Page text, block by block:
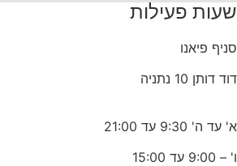
שעות פעילות
סניף פיאנו
דוד דותן 10 נתניה
א' עד ה' 9:30 עד 21:00
ו' – 9:00 עד 15:00